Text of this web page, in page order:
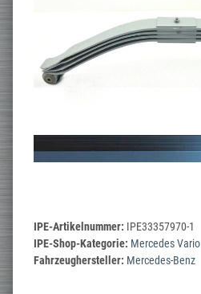
IPE-Artikelnummer: IPE33357970-1
IPE-Shop-Kategorie: Mercedes Vario
Fahrzeughersteller: Mercedes-Benz